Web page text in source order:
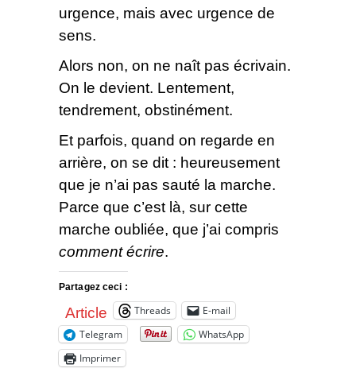
urgence, mais avec urgence de
sens.
Alors non, on ne naît pas écrivain.
On le devient. Lentement,
tendrement, obstinément.
Et parfois, quand on regarde en
arrière, on se dit : heureusement
que je n’ai pas sauté la marche.
Parce que c’est là, sur cette
marche oubliée, que j’ai compris
comment écrire.
Partagez ceci :
Article Threads
E-mail
Telegram
WhatsApp
Imprimer